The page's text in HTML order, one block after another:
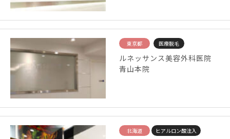
東京都 医療脱毛
ルネッサンス美容外科医院
青山本院
北海道 ヒアルロン酸注入